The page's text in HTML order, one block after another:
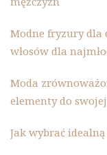
Modne fryzury dla
włosów dla
Moda
elementy do
Jak wybrać